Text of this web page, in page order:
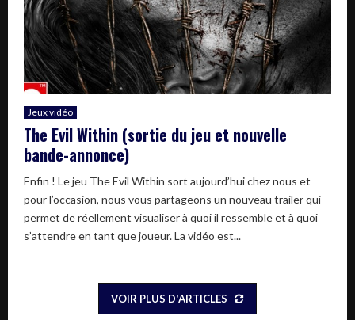
Jeux vidéo
The Evil Within (sortie du jeu et nouvelle
bande-annonce)
Enfin ! Le jeu The Evil Within sort aujourd’hui chez nous et
pour l’occasion, nous vous partageons un nouveau trailer qui
permet de réellement visualiser à quoi il ressemble et à quoi
s’attendre en tant que joueur. La vidéo est...
VOIR PLUS D'ARTICLES